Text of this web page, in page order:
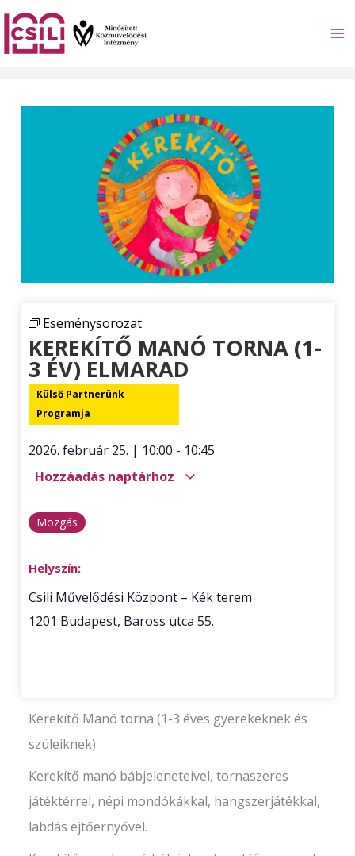
Skip
to
content
Eseménysorozat
KEREKÍTŐ MANÓ TORNA (1-
3 ÉV) ELMARAD
Külső Partnerünk
Programja
2026. február 25. | 10:00 - 10:45
Hozzáadás naptárhoz
Mozgás
Helyszín:
Csili Művelődési Központ – Kék terem
1201 Budapest, Baross utca 55.
Kerekítő Manó torna (1-3 éves gyerekeknek és
szüleiknek)
Kerekítő manó bábjeleneteivel, tornaszeres
játéktérrel, népi mondókákkal, hangszerjátékkal,
labdás ejtőernyővel.